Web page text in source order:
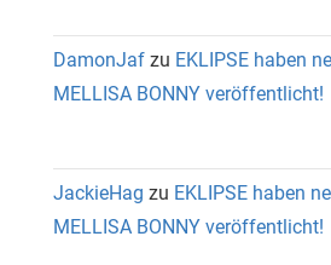
DamonJaf zu EKLIPSE haben
MELLISA BONNY veröffentlicht!
JackieHag zu EKLIPSE haben
MELLISA BONNY veröffentlicht!